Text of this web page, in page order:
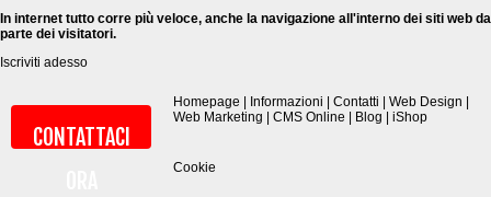
In internet tutto corre più veloce, anche la navigazione all'interno dei siti web da
parte dei visitatori.
Iscriviti adesso
CONTATTACI
Homepage Informazioni Contatti Web Design
Web Marketing
CMS Online Blog iShop
Cookie